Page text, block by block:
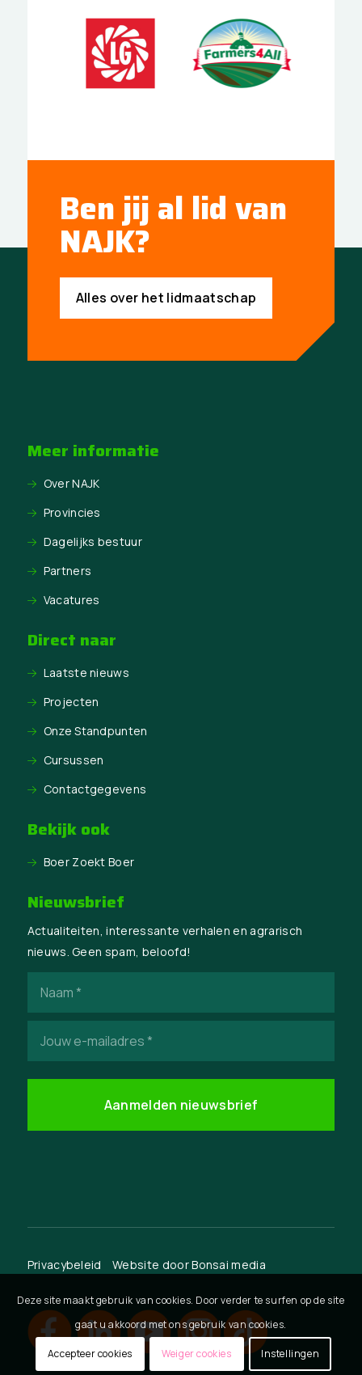
Ben jij al lid van
NAJK?
Alles over het lidmaatschap
Meer informatie
Over NAJK
Provincies
Dagelijks bestuur
Partners
Vacatures
Direct naar
Laatste nieuws
Projecten
Onze Standpunten
Cursussen
Contactgegevens
Bekijk ook
Boer Zoekt Boer
Nieuwsbrief
Actualiteiten, interessante verhalen en agrarisch
nieuws. Geen spam, beloofd!
mailadres
Privacybeleid Website doorBonsai media
Deze site maakt gebruik van cookies. Door verder te surfen op de site
gaat u akkoord met ons gebruik van cookies.
Accepteer cookies Weiger cookies Instellingen